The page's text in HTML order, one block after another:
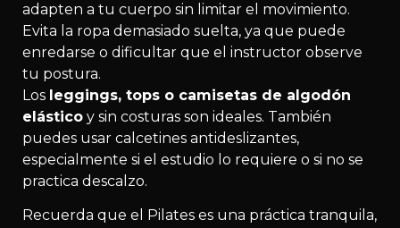
adapten a tu cuerpo sin limitar el movimiento.
Evita la ropa demasiado suelta, ya que puede
enredarse o dificultar que el instructor observe
tu postura.
Los leggings, tops o camisetas de algodón
elástico y sin costuras son ideales. También
puedes usar calcetines antideslizantes,
especialmente si el estudio lo requiere o si no se
practica descalzo.
Recuerda que el Pilates es una práctica tranquila,